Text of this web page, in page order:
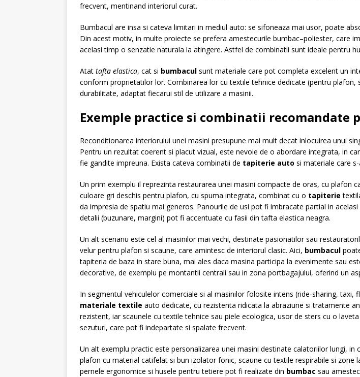
frecvent, mentinand interiorul curat.
Bumbacul are insa si cateva limitari in mediul auto: se sifoneaza mai usor, poate
Din acest motiv, in multe proiecte se prefera amestecurile bumbac–poliester, care
acelasi timp o senzatie naturala la atingere. Astfel de combinatii sunt ideale pentru
Atat tafta elastica, cat si bumbacul sunt materiale care pot completa excelent un
conform proprietatilor lor. Combinarea lor cu textile tehnice dedicate (pentru
durabilitate, adaptat fiecarui stil de utilizare a masinii.
Exemple practice si combinatii
Reconditionarea interiorului unei masini presupune mai mult decat inlocuirea unui
Pentru un rezultat coerent si placut vizual, este nevoie de o abordare integrata, in
fie gandite impreuna. Exista cateva combinatii de tapiterie auto si materiale care
Un prim exemplu il reprezinta restaurarea unei masini compacte de oras, cu plafon
culoare gri deschis pentru plafon, cu spuma integrata, combinat cu o tapiterie
da impresia de spatiu mai generos. Panourile de usi pot fi imbracate partial in
detalii (buzunare, margini) pot fi accentuate cu fasii din tafta elastica neagra.
Un alt scenariu este cel al masinilor mai vechi, destinate pasionatilor sau
velur pentru plafon si scaune, care amintesc de interiorul clasic. Aici, bumbacul
tapiteria de baza in stare buna, mai ales daca masina participa la evenimente sau
decorative, de exemplu pe montantii centrali sau in zona portbagajului, oferind un
In segmentul vehiculelor comerciale si al masinilor folosite intens (ride-sharing,
materiale textile auto dedicate, cu rezistenta ridicata la abraziune si tratamente
rezistent, iar scaunele cu textile tehnice sau piele ecologica, usor de sters cu o
sezuturi, care pot fi indepartate si spalate frecvent.
Un alt exemplu practic este personalizarea unei masini destinate calatoriilor lungi,
plafon cu material catifelat si bun izolator fonic, scaune cu textile respirabile si
pernele ergonomice si husele pentru tetiere pot fi realizate din bumbac sau